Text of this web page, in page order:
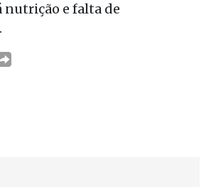
nutrição e falta de